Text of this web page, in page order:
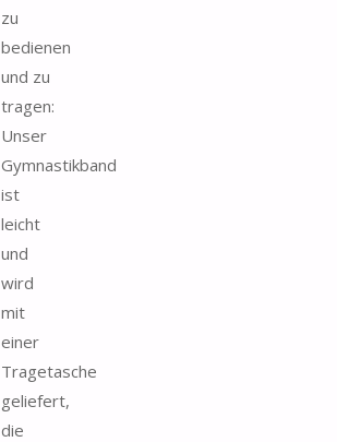
zu
bedienen
und zu
tragen:
Unser
Gymnastikband
ist
leicht
und
wird
mit
einer
Tragetasche
geliefert,
die